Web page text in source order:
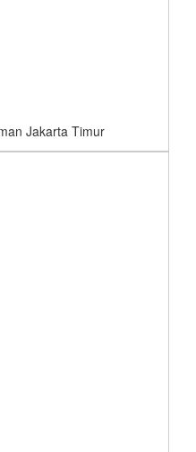
Jakarta Timur